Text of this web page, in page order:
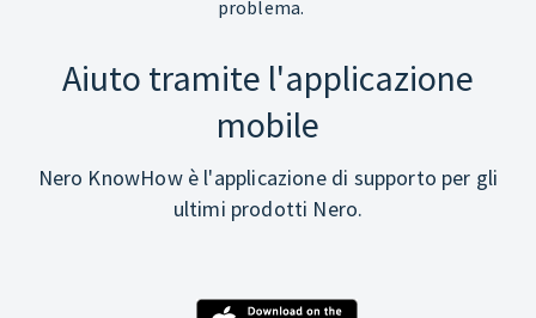
problema.
Aiuto tramite l'applicazione
mobile
Nero KnowHow è l'applicazione di supporto per gli
ultimi prodotti Nero.